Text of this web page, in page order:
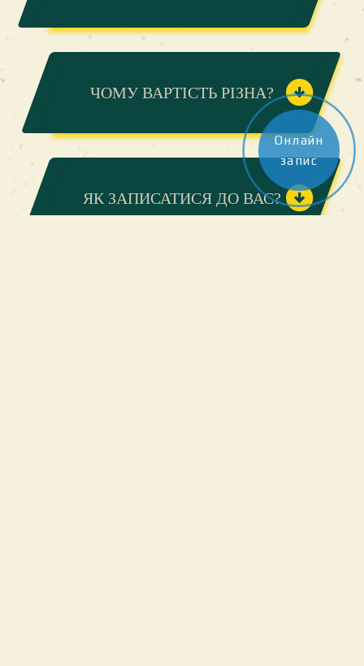
ЧОМУ ВАРТІСТЬ РІЗНА?
ЯК ЗАПИСАТИСЯ ДО ВАС?
Онлайн
запис